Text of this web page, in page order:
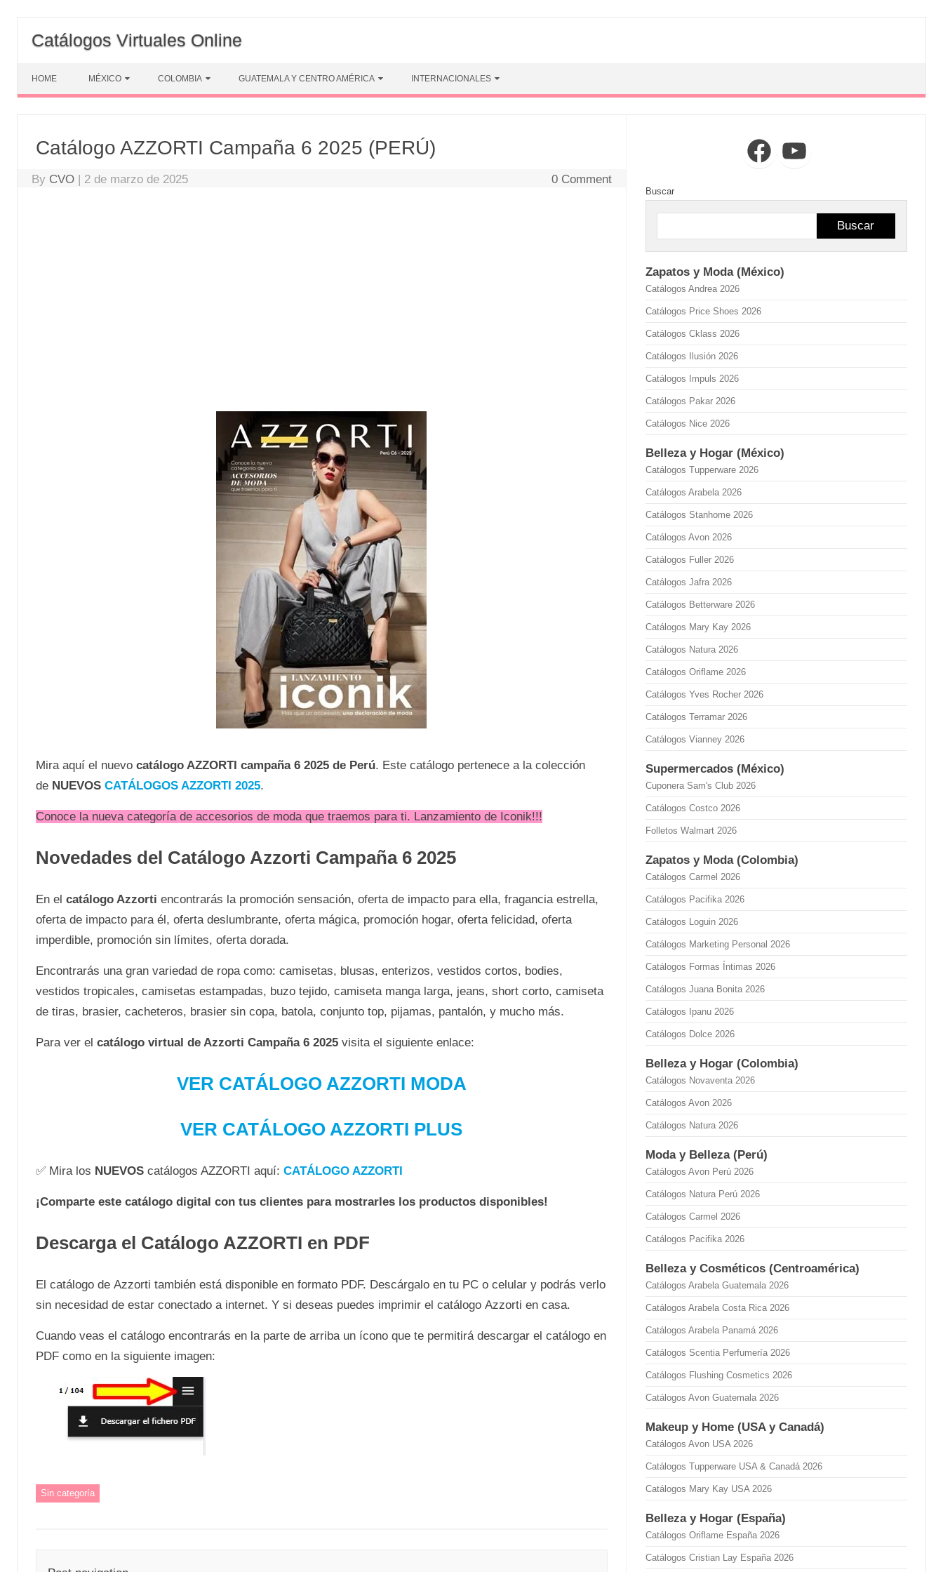
content
Catálogos Virtuales Online
HOME MÉXICO COLOMBIA GUATEMALA Y CENTRO AMÉRICA INTERNACIONALES
Catálogo AZZORTI Campaña 6 2025 (PERÚ)
By CVO | 2 de marzo de 2025 0 Comment
Mira aquí el nuevo catálogo AZZORTI campaña 6 2025 de Perú. Este catálogo pertenece a la colección
de NUEVOS CATÁLOGOS AZZORTI 2025.
Conoce la nueva categoría de accesorios de moda que traemos para ti. Lanzamiento de Iconik!!!
Novedades del Catálogo Azzorti Campaña 6 2025
En el catálogo Azzorti encontrarás la promoción sensación, oferta de impacto para ella, fragancia estrella,
oferta de impacto para él, oferta deslumbrante, oferta mágica, promoción hogar, oferta felicidad, oferta
imperdible, promoción sin límites, oferta dorada.
Encontrarás una gran variedad de ropa como: camisetas, blusas, enterizos, vestidos cortos, bodies,
vestidos tropicales, camisetas estampadas, buzo tejido, camiseta manga larga, jeans, short corto, camiseta
de tiras, brasier, cacheteros, brasier sin copa, batola, conjunto top, pijamas, pantalón, y mucho más.
Para ver el catálogo virtual de Azzorti Campaña 6 2025 visita el siguiente enlace:
VER CATÁLOGO AZZORTI MODA
VER CATÁLOGO AZZORTI PLUS
✅ Mira los NUEVOScatálogos AZZORTI aquí: CATÁLOGO AZZORTI
¡Comparte este catálogo digital con tus clientes para mostrarles los productos disponibles!
Descarga el Catálogo AZZORTI en PDF
El catálogo de Azzorti también está disponible en formato PDF. Descárgalo en tu PC o celular y podrás verlo
sin necesidad de estar conectado a internet. Y si deseas puedes imprimir el catálogo Azzorti en casa.
Cuando veas el catálogo encontrarás en la parte de arriba un ícono que te permitirá descargar el catálogo en
PDF como en la siguiente imagen:
Sin categoría
FacebookYouTube
Buscar
Buscar
Zapatos y Moda (México)
Catálogos Andrea 2026
Catálogos Price Shoes 2026
Catálogos Cklass 2026
Catálogos Ilusión 2026
Catálogos Impuls 2026
Catálogos Pakar 2026
Catálogos Nice 2026
Belleza y Hogar (México)
Catálogos Tupperware 2026
Catálogos Arabela 2026
Catálogos Stanhome 2026
Catálogos Avon 2026
Catálogos Fuller 2026
Catálogos Jafra 2026
Catálogos Betterware 2026
Catálogos Mary Kay 2026
Catálogos Natura 2026
Catálogos Oriflame 2026
Catálogos Yves Rocher 2026
Catálogos Terramar 2026
Catálogos Vianney 2026
Supermercados (México)
Cuponera Sam's Club 2026
Catálogos Costco 2026
Folletos Walmart 2026
Zapatos y Moda (Colombia)
Catálogos Carmel 2026
Catálogos Pacifika 2026
Catálogos Loguin 2026
Catálogos Marketing Personal 2026
Catálogos Formas Íntimas 2026
Catálogos Juana Bonita 2026
Catálogos Ipanu 2026
Catálogos Dolce 2026
Belleza y Hogar (Colombia)
Catálogos Novaventa 2026
Catálogos Avon 2026
Catálogos Natura 2026
Moda y Belleza (Perú)
Catálogos Avon Perú 2026
Catálogos Natura Perú 2026
Catálogos Carmel 2026
Catálogos Pacifika 2026
Belleza y Cosméticos (Centroamérica)
Catálogos Arabela Guatemala 2026
Catálogos Arabela Costa Rica 2026
Catálogos Arabela Panamá 2026
Catálogos Scentia Perfumería 2026
Catálogos Flushing Cosmetics 2026
Catálogos Avon Guatemala 2026
Makeup y Home (USA y Canadá)
Catálogos Avon USA 2026
Catálogos Tupperware USA & Canadá 2026
Catálogos Mary Kay USA 2026
Belleza y Hogar (España)
Catálogos Oriflame España 2026
Catálogos Cristian Lay España 2026